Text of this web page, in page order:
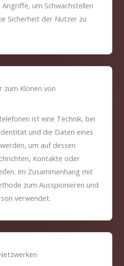
um Schwachstellen
Sicherheit der Nutzer zu
zum Klonen von
ist eine Technik, bei
und die Daten eines
um auf dessen
Kontakte oder
Im Zusammenhang mit
zum Ausspionieren und
verwendet.